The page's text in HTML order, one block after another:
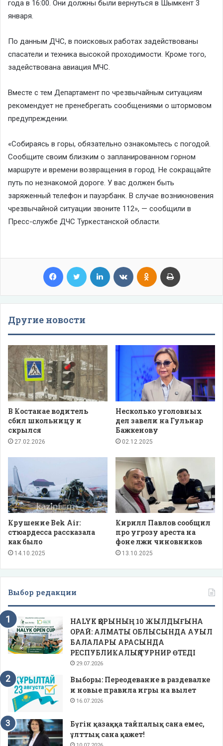
года в 16:00. Они должны были вернуться в Шымкент 3
января.
По данным ДЧС, в поисковых работах задействованы
спасатели и техника высокой проходимости. Кроме того,
задействована авиация МЧС.
Вместе с тем Департамент по чрезвычайным ситуациям
рекомендует не пренебрегать сообщениями о штормовом
предупреждении.
«Собираясь в горы, обязательно ознакомьтесь с погодой.
Сообщите своим близким о запланированном горном
маршруте и времени возвращения в город. Не сокращайте
путь по незнакомой дороге. У вас должен быть
заряженный телефон и пауэрбанк. В случае возникновения
чрезвычайной ситуации звоните 112», — сообщили в
Пресс-службе ДЧС Туркестанской области.
Facebook Twitter LinkedIn VKontakteOdnoklassniki
Другие новости
В Костанае водитель
сбил школьницу и
скрылся
27.02.2026
Несколько уголовных
дел завели на Гульнар
Бажкенову
02.12.2025
Крушение Bek Air:
стюардесса рассказала
как было
14.10.2025
Кирилл Павлов сообщил
про угрозу ареста на
фоне лжи чиновников
13.10.2025
Выбор редакции
HALYK ҚОРЫНЫҢ 10 ЖЫЛДЫҒЫНА
ОРАЙ: АЛМАТЫ ОБЛЫСЫНДА АУЫЛ
БАЛАЛАРЫ АРАСЫНДА
РЕСПУБЛИКАЛЫҚ ТУРНИР ӨТЕДІ
29.07.2026
Выборы: Переодевание в раздевалке
и новые правила игры на вылет
16.07.2026
Бүгін қазаққа тайпалық сана емес,
ұлттық сана қажет!